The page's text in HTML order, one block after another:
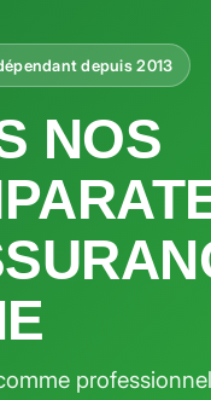
depuis 2013
NOS